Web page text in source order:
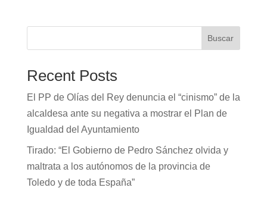
Buscar
Recent Posts
El PP de Olías del Rey denuncia el “cinismo” de la
alcaldesa ante su negativa a mostrar el Plan de
Igualdad del Ayuntamiento
Tirado: “El Gobierno de Pedro Sánchez olvida y
maltrata a los autónomos de la provincia de
Toledo y de toda España”